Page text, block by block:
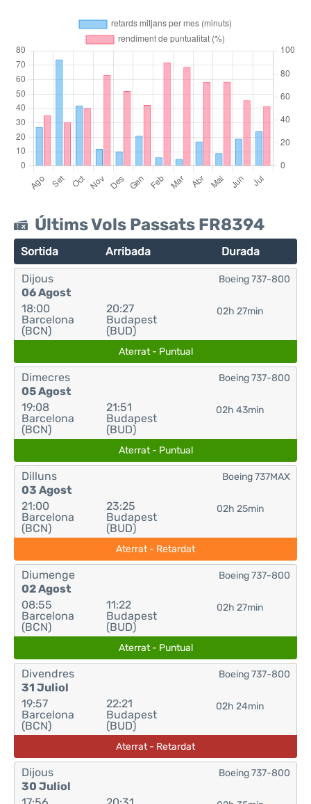
Últims Vols Passats FR8394
Sortida Arribada Durada
Dijous
06 Agost
18:00
Barcelona
(BCN)
20:27
Budapest
(BUD)
02h 27min
Boeing 737-800
Aterrat - Puntual
Dimecres
05 Agost
19:08
Barcelona
(BCN)
21:51
Budapest
(BUD)
02h 43min
Boeing 737-800
Aterrat - Puntual
Dilluns
03 Agost
21:00
Barcelona
(BCN)
23:25
Budapest
(BUD)
02h 25min
Boeing 737MAX
Aterrat - Retardat
Diumenge
02 Agost
08:55
Barcelona
(BCN)
11:22
Budapest
(BUD)
02h 27min
Boeing 737-800
Aterrat - Puntual
Divendres
31 Juliol
19:57
Barcelona
(BCN)
22:21
Budapest
(BUD)
02h 24min
Boeing 737-800
Aterrat - Retardat
Dijous
30 Juliol
Boeing 737-800